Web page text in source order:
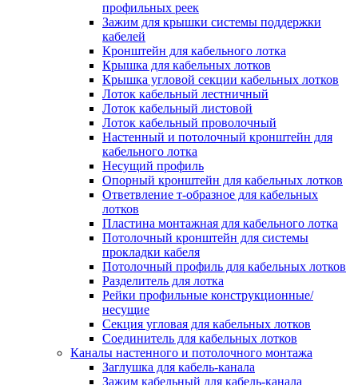
Держатель кабельный зажимной
Зажим балочный
Зажим/клипса для крепления труб
Скоба крепежная
Скоба с гвоздем
Соединитель провода
Материалы для подключения
Аксессуары для
коробок/корпусов для монтажа в
и в потолке
Зажим безвинтовой клеммный
Коробка клеммная
Коробка распределительная для
Крышка для распределительной
коробки/корпуса для монтажа в
в потолке
Распределительная коробка/
монтажа в стене и в потолке
Распределительная коробка/
Система электромонтажных колонн
Электромонтажная колонна
Системы ввода для кабелей и проводов
Ввод кабельный/сальник
Уплотнитель для кабельного
профильных реек
Зажим для крышки системы поддержки
кабелей
Кронштейн для кабельного лотка
Крышка для кабельных лотков
Крышка угловой секции кабельных лотков
Лоток кабельный лестничный
Лоток кабельный листовой
Лоток кабельный проволочный
Настенный и потолочный кронштейн для
кабельного лотка
Несущий профиль
Опорный кронштейн для кабельных лотков
Ответвление т-образное для кабельных
лотков
Пластина монтажная для кабельного лотка
Потолочный кронштейн для системы
прокладки кабеля
Потолочный профиль для кабельных лотков
Разделитель для лотка
Рейки профильные конструкционные/
несущие
Секция угловая для кабельных лотков
Соединитель для кабельных лотков
Каналы настенного и потолочного монтажа
Заглушка для кабель-канала
Зажим кабельный для кабель-канала